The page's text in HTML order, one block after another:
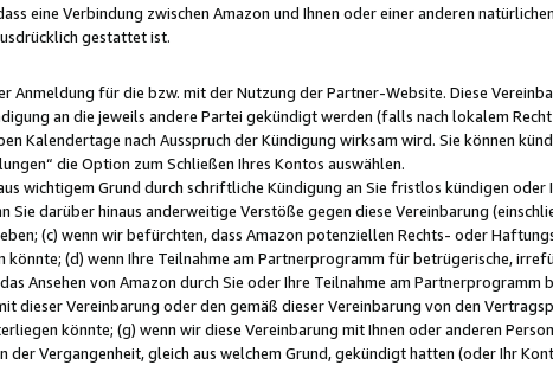
eine Verbindung zwischen Amazon und Ihnen oder einer anderen
gestattet ist.
Anmeldung für die bzw. mit der Nutzung der Partner-Website. Diese
an die jeweils andere Partei gekündigt werden (falls nach lokalem
Kalendertage nach Ausspruch der Kündigung wirksam wird. Sie können
die Option zum Schließen Ihres Kontos auswählen.
wichtigem Grund durch schriftliche Kündigung an Sie fristlos kündigen oder
Sie darüber hinaus anderweitige Verstöße gegen diese Vereinbarung
(c) wenn wir befürchten, dass Amazon potenziellen Rechts- oder
könnte; (d) wenn Ihre Teilnahme am Partnerprogramm für betrügerische,
Ansehen von Amazon durch Sie oder Ihre Teilnahme am
dieser Vereinbarung oder den gemäß dieser Vereinbarung von den
könnte; (g) wenn wir diese Vereinbarung mit Ihnen oder anderen
der Vergangenheit, gleich aus welchem Grund, gekündigt hatten (oder Ihr